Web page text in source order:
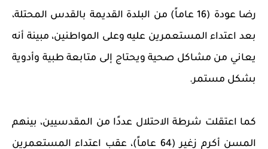
رضا عودة (16 عاماً) من البلدة القديمة بالقدس المحتلة،
بعد اعتداء المستعمرين عليه وعلى المواطنين، مبينة أنه
يعاني من مشاكل صحية ويحتاج إلى متابعة طبية وأدوية
بشكل مستمر.
كما اعتقلت شرطة الاحتلال عددًا من المقدسيين، بينهم
المسن أكرم زغير (64 عاماً)، عقب اعتداء المستعمرين